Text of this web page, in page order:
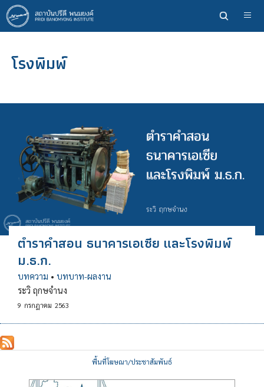
ข้าม
ไป
ยัง
หลักโรงพิมพ์
ตําราคําสอน ธนาคารเอเซีย และโรงพิมพ์
ม.ธ.ก.
บทความ • บทบาท-ผลงาน
ระวิ ฤกษจํานง
9 กรกฎาคม 2563
พื้นที่โฆษณา/ประชาสัมพันธ์